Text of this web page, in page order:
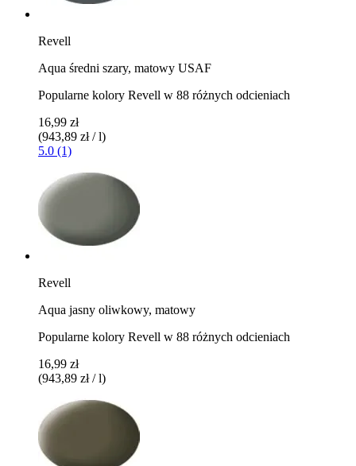
Revell
Aqua średni szary, matowy USAF
Popularne kolory Revell w 88 różnych odcieniach
16,99 zł
(943,89 zł / l)
5.0 (1)
Revell
Aqua jasny oliwkowy, matowy
Popularne kolory Revell w 88 różnych odcieniach
16,99 zł
(943,89 zł / l)